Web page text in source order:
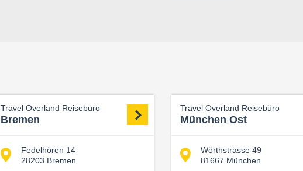
Travel Overland Reisebüro
Bremen
Fedelhören 14
28203 Bremen
Travel Overland Reisebüro
München Ost
Wörthstrasse 49
81667 München